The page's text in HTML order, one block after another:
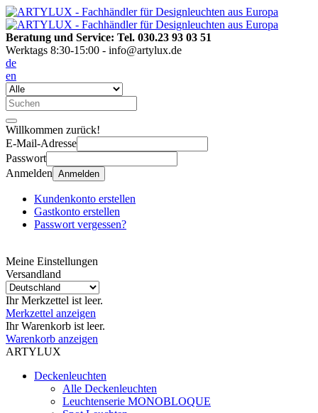
Beratung und Service: Tel. 030.23 93 03 51
Werktags 8:30-15:00 - info@artylux.de
de
en
Willkommen zurück!
E-Mail-Adresse
Passwort
Anmelden Anmelden
Kundenkonto erstellen
Gastkonto erstellen
Passwort vergessen?
Meine Einstellungen
Versandland
Ihr Merkzettel ist leer.
Merkzettel anzeigen
Ihr Warenkorb ist leer.
Warenkorb anzeigen
ARTYLUX
Deckenleuchten
Alle Deckenleuchten
Leuchtenserie MONOBLOQUE